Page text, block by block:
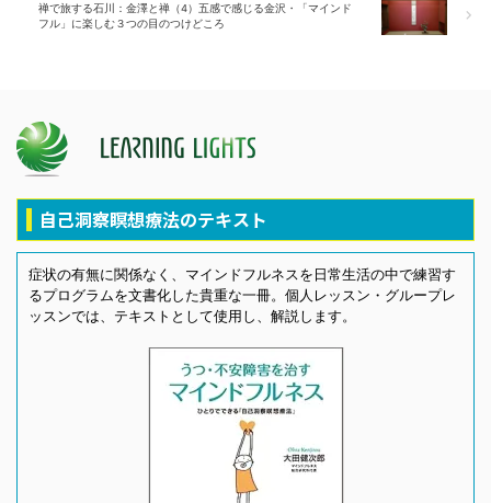
禅で旅する石川：金澤と禅（4）五感で感じる金沢・「マインド
フル」に楽しむ３つの目のつけどころ
自己洞察瞑想療法のテキスト
症状の有無に関係なく、マインドフルネスを日常生活の中で練習す
るプログラムを文書化した貴重な一冊。個人レッスン・グループレ
ッスンでは、テキストとして使用し、解説します。